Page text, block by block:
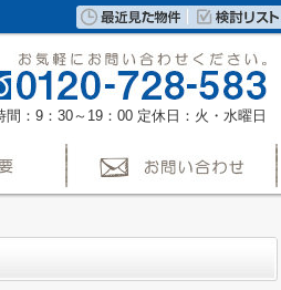
間：9：30～19：00 定休日：火・水曜日